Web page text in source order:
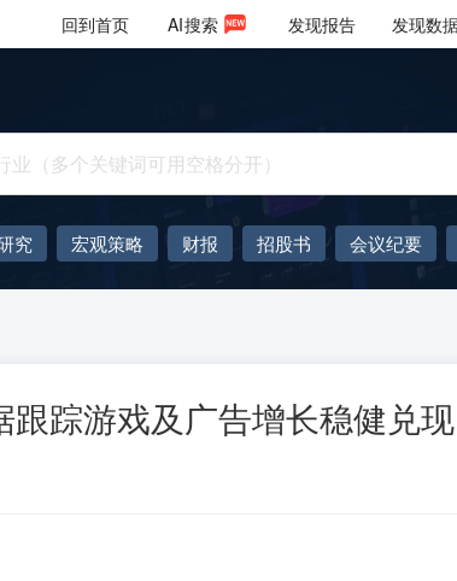
回到首页 AI搜索 发现报告 发现数
究 宏观策略 财报 招股书 会议纪要
AIGC
大模型
踪游戏及广告增长稳健兑现